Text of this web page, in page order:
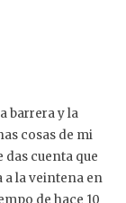
barrera y la
cosas de mi
das cuenta que
a la veintena en